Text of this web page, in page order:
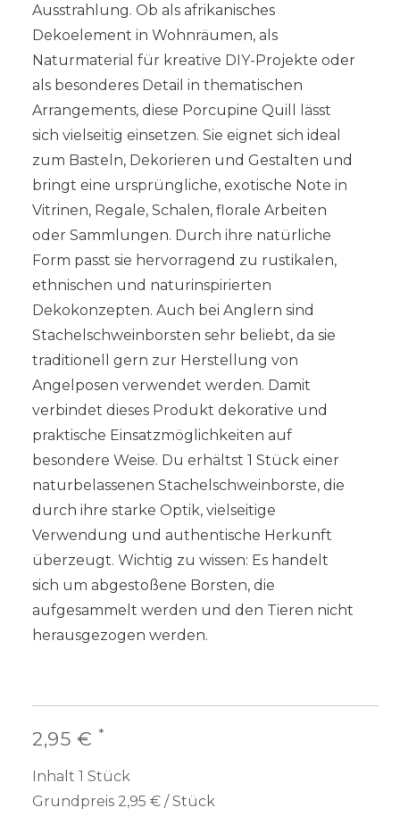
Ausstrahlung. Ob als afrikanisches
Dekoelement in Wohnräumen, als
Naturmaterial für kreative DIY-Projekte oder
als besonderes Detail in thematischen
Arrangements, diese Porcupine Quill lässt
sich vielseitig einsetzen. Sie eignet sich ideal
zum Basteln, Dekorieren und Gestalten und
bringt eine ursprüngliche, exotische Note in
Vitrinen, Regale, Schalen, florale Arbeiten
oder Sammlungen. Durch ihre natürliche
Form passt sie hervorragend zu rustikalen,
ethnischen und naturinspirierten
Dekokonzepten. Auch bei Anglern sind
Stachelschweinborsten sehr beliebt, da sie
traditionell gern zur Herstellung von
Angelposen verwendet werden. Damit
verbindet dieses Produkt dekorative und
praktische Einsatzmöglichkeiten auf
besondere Weise. Du erhältst 1 Stück einer
naturbelassenen Stachelschweinborste, die
durch ihre starke Optik, vielseitige
Verwendung und authentische Herkunft
überzeugt. Wichtig zu wissen: Es handelt
sich um abgestoßene Borsten, die
aufgesammelt werden und den Tieren nicht
herausgezogen werden.
2,95 € *
Inhalt 1 Stück
Grundpreis 2,95 € / Stück